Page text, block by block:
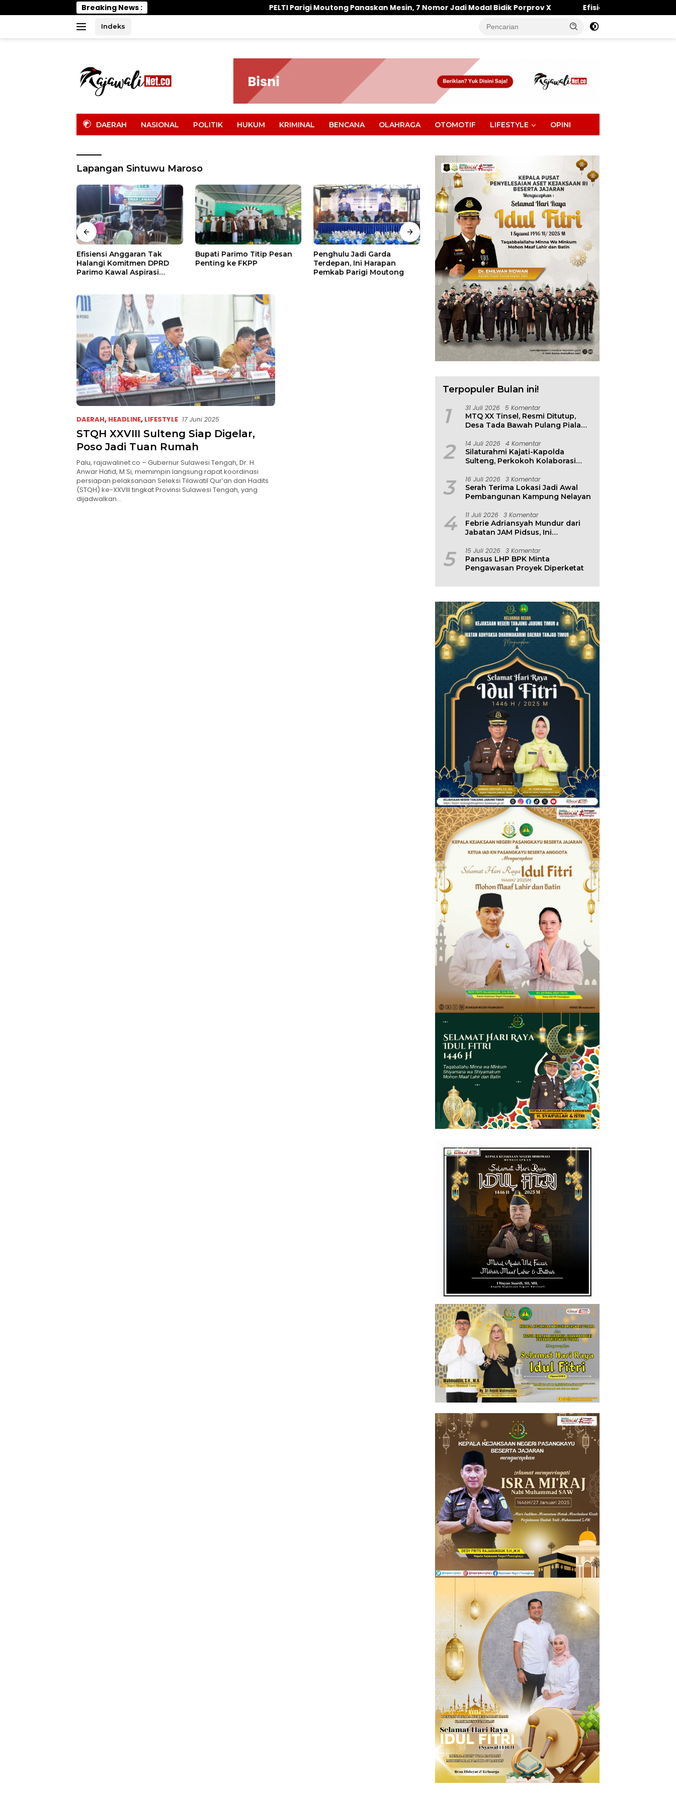
ke
Breaking News : PELTI Parigi Moutong Panaskan Mesin, 7 Nomor Jadi Modal Bidik Porprov X Efisiensi Anggaran Tak Halangi Komitmen
Indeks
DAERAH NASIONAL POLITIK HUKUM KRIMINAL BENCANA OLAHRAGA OTOMOTIF LIFESTYLE OPINI
Lapangan Sintuwu Maroso
Efisiensi Anggaran Tak
Halangi Komitmen DPRD
Parimo Kawal Aspirasi
Bupati Parimo Titip Pesan
Penting ke FKPP
Penghulu Jadi Garda
Terdepan, Ini Harapan
Pemkab Parigi Moutong
Wabup Parimo Gerak Cepat,
Tangani Banjir di Desa Air
Panas
Warung Makan Dipantai
Khatulistiwa Hangus
Terbakar, Kerugian Ditaksir
Ratusan Juta
DAERAH, HEADLINE, LIFESTYLE 17 Juni 2025
STQH XXVIII Sulteng Siap Digelar,
Poso Jadi Tuan Rumah
Palu, rajawalinet.co – Gubernur Sulawesi Tengah, Dr. H.
Anwar Hafid, M.Si, memimpin langsung rapat koordinasi
persiapan pelaksanaan Seleksi Tilawatil Qur’an dan Hadits
(STQH) ke-XXVIII tingkat Provinsi Sulawesi Tengah, yang
dijadwalkan…
Terpopuler Bulan ini!
1 31 Juli 2026 5 Komentar
MTQ XX Tinsel, Resmi Ditutup,
Desa Tada Bawah Pulang Piala
2 14 Juli 2026 4 Komentar
Silaturahmi Kajati-Kapolda
Sulteng, Perkokoh Kolaborasi
3 16 Juli 2026 3 Komentar
Serah Terima Lokasi Jadi Awal
Pembangunan Kampung Nelayan
4 11 Juli 2026 3 Komentar
Febrie Adriansyah Mundur dari
Jabatan JAM Pidsus, Ini
5 15 Juli 2026 3 Komentar
Pansus LHP BPK Minta
Pengawasan Proyek Diperketat